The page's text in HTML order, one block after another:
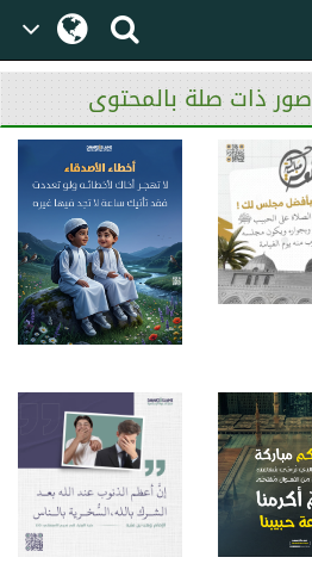
صور ذات صلة بالمحتوى